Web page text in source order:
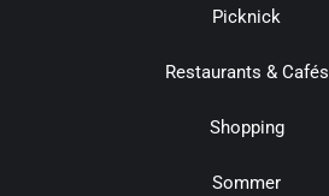
Picknick
Restaurants & Cafés
Shopping
Sommer